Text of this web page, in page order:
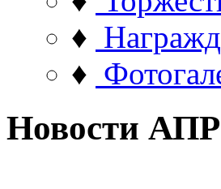
♦
♦
Новости АПР